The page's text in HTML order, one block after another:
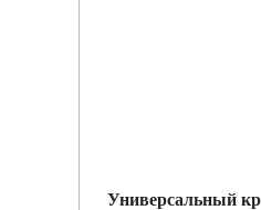
Универсальный